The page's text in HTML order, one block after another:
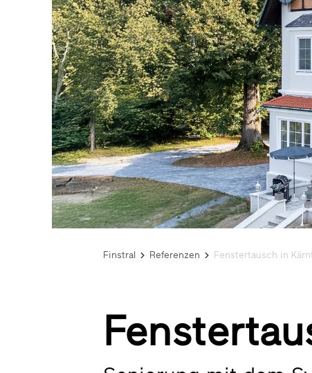
Finstral Referenzen Fenstertausch in